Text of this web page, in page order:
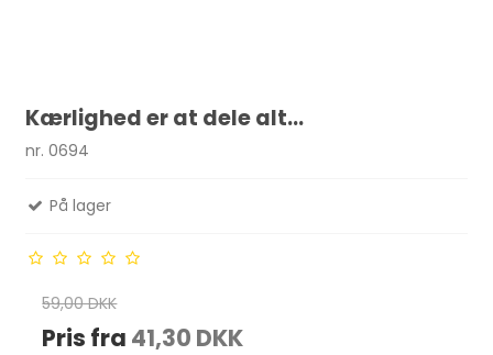
Kærlighed er at dele alt...
nr. 0694
På lager
59,00 DKK
Pris fra 41,30 DKK